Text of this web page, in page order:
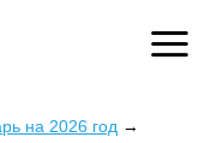
на 2026 год →